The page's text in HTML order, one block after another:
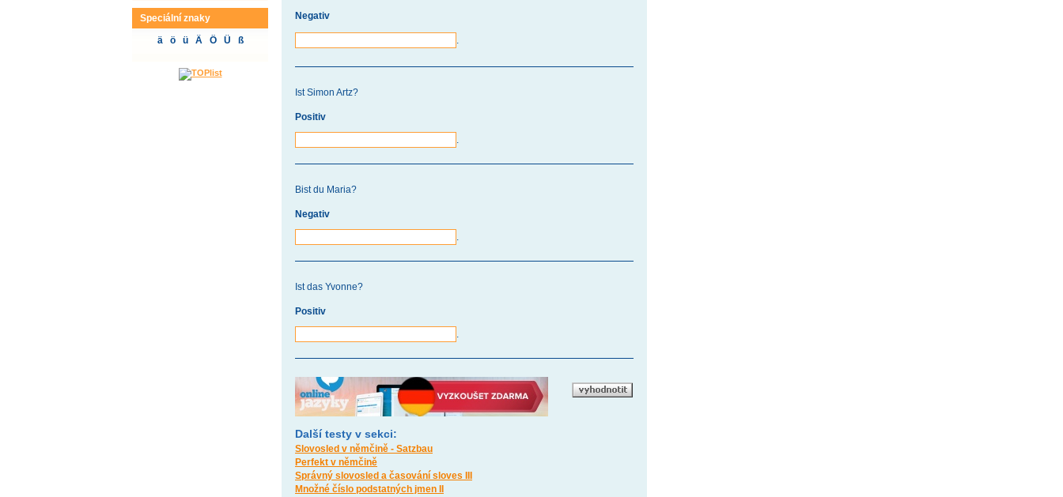
Speciální znaky
ä ö ü Ä Ö Ü ß
Negativ
.
Ist Simon Artz?
Positiv
.
Bist du Maria?
Negativ
.
Ist das Yvonne?
Positiv
.
Další testy v sekci:
Slovosled v němčině - Satzbau
Perfekt v němčině
Správný slovosled a časování sloves III
Množné číslo podstatných jmen II